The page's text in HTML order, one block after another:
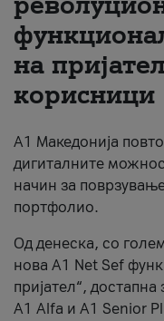
За нас
#ПодобарОнлајн
на
корисници
А1 Македонија
дигиталните
начин за
портфолио.
Од денеска, со
нова A1 Net Sef
пријател“,
А1 Alfa и A1 Senior